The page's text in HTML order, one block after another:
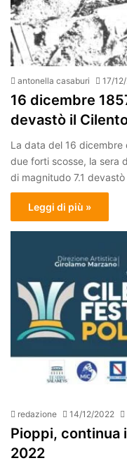
antonella casaburi 17/
16 dicembre
devastò il
La data del 16 dicembre
due forti scosse, la sera
di magnitudo 7.1
Leggi di più »
redazione 14/12/2022
Pioppi, continua
2022